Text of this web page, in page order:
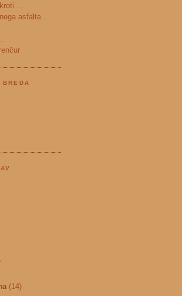
...
asfalta...
BREDA
(14)